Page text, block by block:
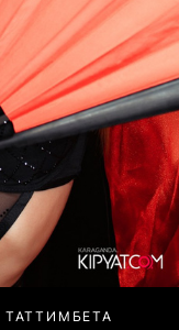
ТАТТИМБЕТА